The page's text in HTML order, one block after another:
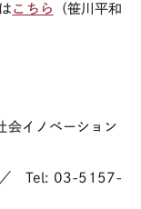
こちら
（笹川平和
会イノベーション
／ Tel: 03-5157-